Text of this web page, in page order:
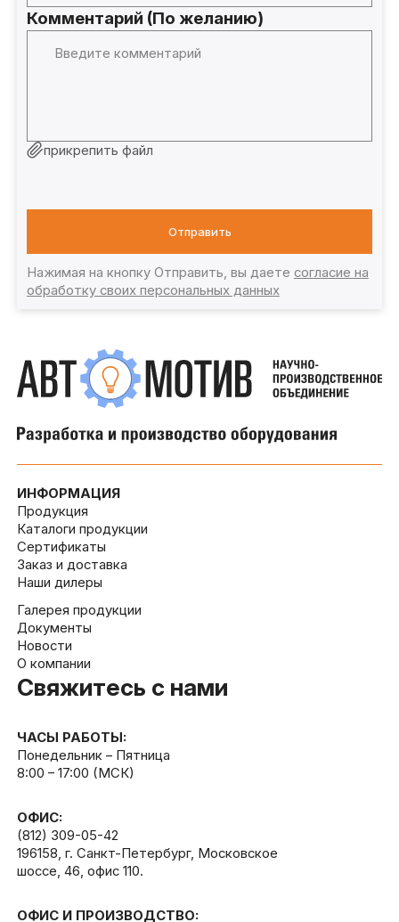
Комментарий (По желанию)
прикрепить файл
Отправить
Нажимая на кнопку Отправить, вы даете согласие на
обработку своих персональных данных
ИНФОРМАЦИЯ
Продукция
Каталоги продукции
Сертификаты
Заказ и доставка
Наши дилеры
Галерея продукции
Документы
Новости
О компании
Свяжитесь с нами
ЧАСЫ РАБОТЫ:
Понедельник – Пятница
8:00 – 17:00 (МСК)
ОФИС:
(812) 309-05-42
196158, г. Санкт-Петербург, Московское
шоссе, 46, офис 110.
ОФИС И ПРОИЗВОДСТВО: